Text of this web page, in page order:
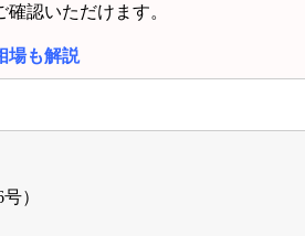
認いただけます。
場も解説
）